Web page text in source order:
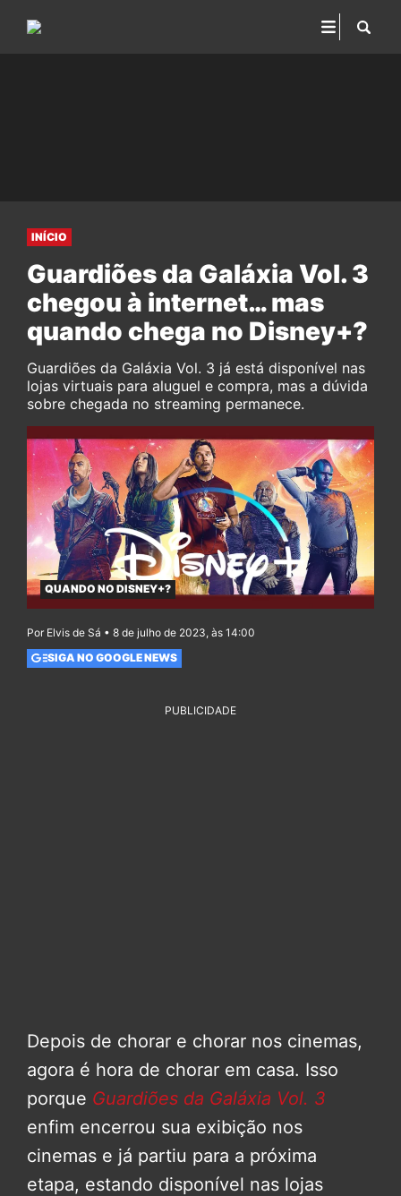
INÍCIO
Guardiões da Galáxia Vol. 3
chegou à internet… mas
quando chega no Disney+?
Guardiões da Galáxia Vol. 3 já está disponível nas
lojas virtuais para aluguel e compra, mas a dúvida
sobre chegada no streaming permanece.
QUANDO NO DISNEY+?
Por Elvis de Sá • 8 de julho de 2023, às 14:00
SIGA NO GOOGLE NEWS
PUBLICIDADE
Depois de chorar e chorar nos cinemas,
agora é hora de chorar em casa. Isso
porque Guardiões da Galáxia Vol. 3
enfim encerrou sua exibição nos
cinemas e já partiu para a próxima
etapa, estando disponível nas lojas